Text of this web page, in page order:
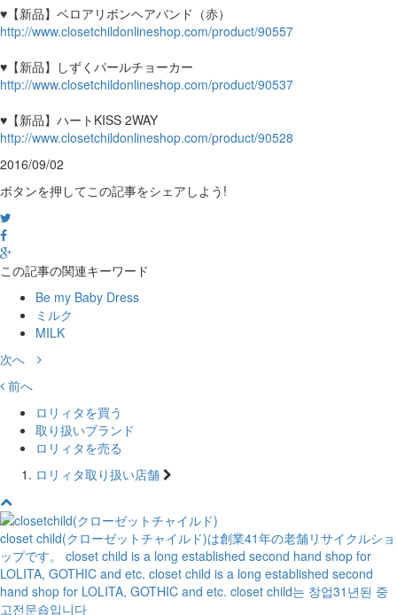
♥【新品】ベロアリボンヘアバンド（赤）
http://www.closetchildonlineshop.com/product/90557
♥【新品】しずくパールチョーカー
http://www.closetchildonlineshop.com/product/90537
♥【新品】ハートKISS 2WAY
http://www.closetchildonlineshop.com/product/90528
2016/09/02
ボタンを押してこの記事をシェアしよう!
この記事の関連キーワード
Be my Baby Dress
ミルク
MILK
次へ
前へ
ロリィタを買う
取り扱いブランド
ロリィタを売る
ロリィタ取り扱い店舗
closet child(クローゼットチャイルド)は創業41年の老舗リサイクルショ
ップです。
closet child is a long established second hand shop for
LOLITA, GOTHIC and etc. closet child is a long established second
hand shop for LOLITA, GOTHIC and etc. closet child는 창업31년된 중
고전문숍입니다